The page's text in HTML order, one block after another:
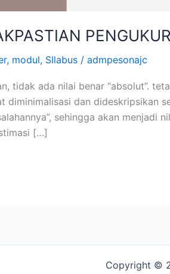
, modul, SIlabus / admpesonajc
tidak ada nilai benar “absolut”.
diminimalisasi dan dideskripsikan
sehingga akan
[…]
Copyright ©